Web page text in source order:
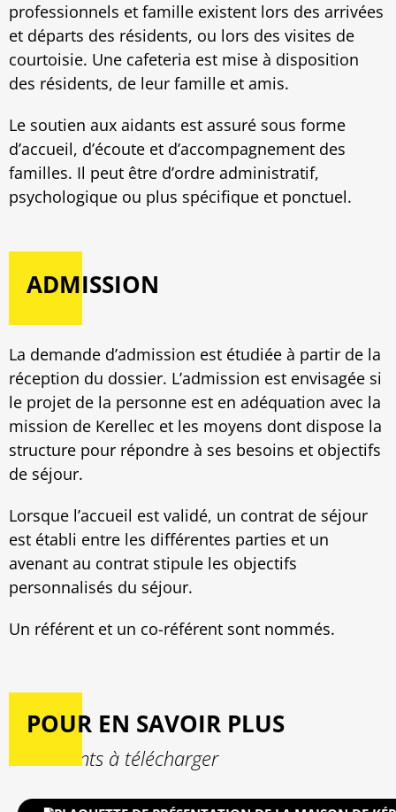
professionnels et famille existent lors des arrivées
et départs des résidents, ou lors des visites de
courtoisie. Une cafeteria est mise à disposition
des résidents, de leur famille et amis.
Le soutien aux aidants est assuré sous forme
d’accueil, d’écoute et d’accompagnement des
familles. Il peut être d’ordre administratif,
psychologique ou plus spécifique et ponctuel.
ADMISSION
La demande d’admission est étudiée à partir de la
réception du dossier. L’admission est envisagée si
le projet de la personne est en adéquation avec la
mission de Kerellec et les moyens dont dispose la
structure pour répondre à ses besoins et objectifs
de séjour.
Lorsque l’accueil est validé, un contrat de séjour
est établi entre les différentes parties et un
avenant au contrat stipule les objectifs
personnalisés du séjour.
Un référent et un co-référent sont nommés.
POUR EN SAVOIR PLUS
Documents à télécharger